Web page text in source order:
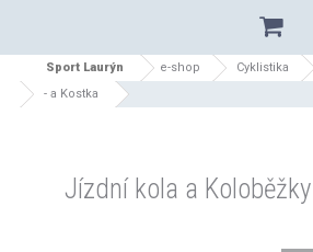
Sport Laurýn e-shop Cyklistika
- a Kostka
Jízdní kola a